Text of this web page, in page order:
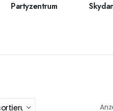
Partyzentrum